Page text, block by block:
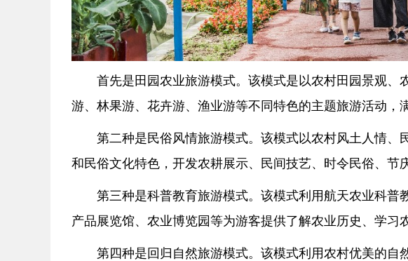
首先是田园农业旅游模式。该模式是以农村田园景观、
游、林果游、花卉游、渔业游等不同特色的主题旅游活动，
第二种是民俗风情旅游模式。该模式以农村风土人情、
和民俗文化特色，开发农耕展示、民间技艺、时令民俗、节
第三种是科普教育旅游模式。该模式利用航天农业科普
产品展览馆、农业博览园等为游客提供了解农业历史、学习
第四种是回归自然旅游模式。该模式利用农村优美的自